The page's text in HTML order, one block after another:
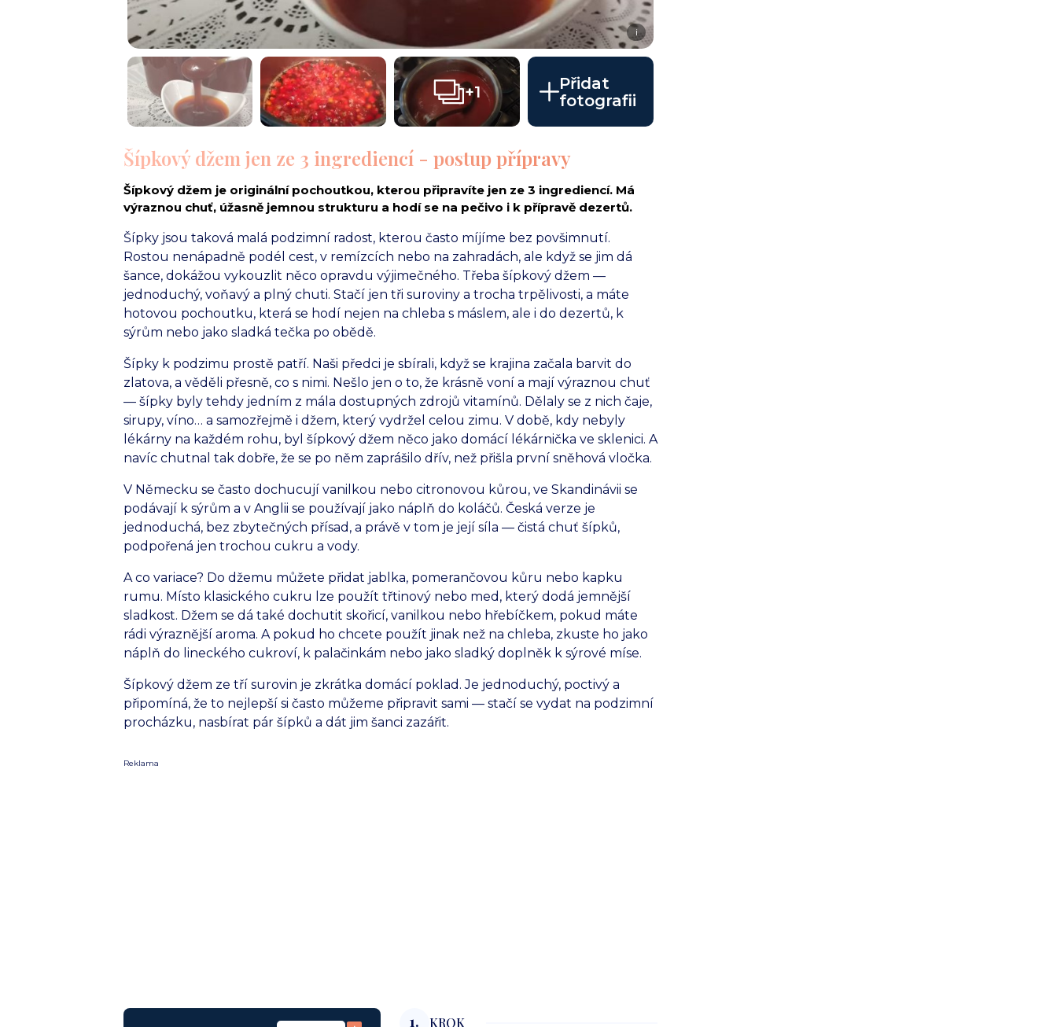
i
+1
Přidat
fotografii
Šípkový džem jen ze 3 ingrediencí - postup přípravy
Šípkový džem je originální pochoutkou, kterou připravíte jen ze 3 ingrediencí. Má
výraznou chuť, úžasně jemnou strukturu a hodí se na pečivo i k přípravě dezertů.
Šípky jsou taková malá podzimní radost, kterou často míjíme bez povšimnutí.
Rostou nenápadně podél cest, v remízcích nebo na zahradách, ale když se jim dá
šance, dokážou vykouzlit něco opravdu výjimečného. Třeba šípkový džem —
jednoduchý, voňavý a plný chuti. Stačí jen tři suroviny a trocha trpělivosti, a máte
hotovou pochoutku, která se hodí nejen na chleba s máslem, ale i do dezertů, k
sýrům nebo jako sladká tečka po obědě.
Šípky k podzimu prostě patří. Naši předci je sbírali, když se krajina začala barvit do
zlatova, a věděli přesně, co s nimi. Nešlo jen o to, že krásně voní a mají výraznou chuť
— šípky byly tehdy jedním z mála dostupných zdrojů vitamínů. Dělaly se z nich čaje,
sirupy, víno… a samozřejmě i džem, který vydržel celou zimu. V době, kdy nebyly
lékárny na každém rohu, byl šípkový džem něco jako domácí lékárnička ve sklenici. A
navíc chutnal tak dobře, že se po něm zaprášilo dřív, než přišla první sněhová vločka.
V Německu se často dochucují vanilkou nebo citronovou kůrou, ve Skandinávii se
podávají k sýrům a v Anglii se používají jako náplň do koláčů. Česká verze je
jednoduchá, bez zbytečných přísad, a právě v tom je její síla — čistá chuť šípků,
podpořená jen trochou cukru a vody.
A co variace? Do džemu můžete přidat jablka, pomerančovou kůru nebo kapku
rumu. Místo klasického cukru lze použít třtinový nebo med, který dodá jemnější
sladkost. Džem se dá také dochutit skořicí, vanilkou nebo hřebíčkem, pokud máte
rádi výraznější aroma. A pokud ho chcete použít jinak než na chleba, zkuste ho jako
náplň do lineckého cukroví, k palačinkám nebo jako sladký doplněk k sýrové míse.
Šípkový džem ze tří surovin je zkrátka domácí poklad. Je jednoduchý, poctivý a
připomíná, že to nejlepší si často můžeme připravit sami — stačí se vydat na podzimní
procházku, nasbírat pár šípků a dát jim šanci zazářit.
Reklama
1. KROK